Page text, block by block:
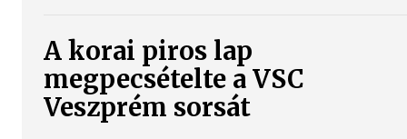
A korai piros lap
megpecsételte a VSC
Veszprém sorsát